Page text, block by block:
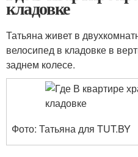
кладовке
Татьяна живет в
велосипед в кладовке в
заднем колесе.
Фото: Татьяна для TUT.BY